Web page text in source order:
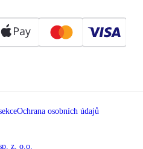
Ochrana osobních údajů
z. o.o.